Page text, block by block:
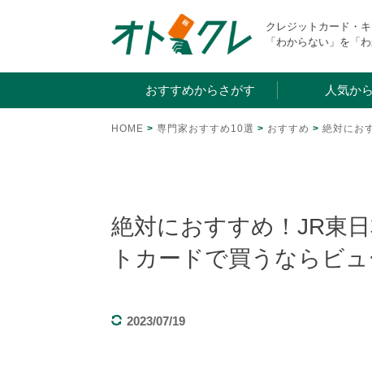
クレジットカード
「わからない」を「
おすすめからさがす 人気か
HOME > 専門家おすすめ10選 > おすすめ > 絶対にお
絶対におすすめ！JR東
トカードで買うならビ
2023/07/19